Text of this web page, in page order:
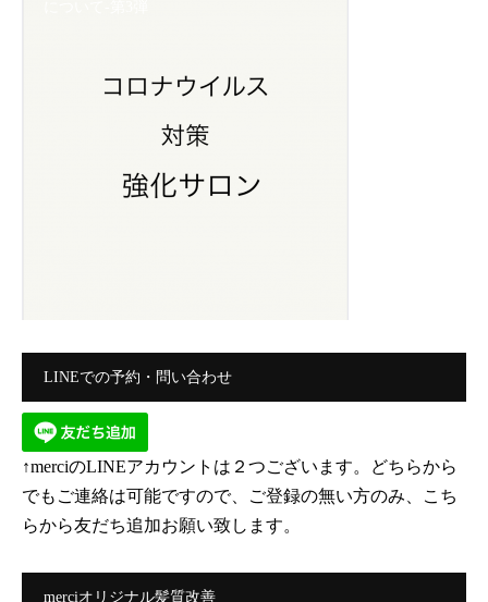
LINEでの予約・問い合わせ
↑merciのLINEアカウントは２つございます。どちらから
でもご連絡は可能ですので、ご登録の無い方のみ、こち
らから友だち追加お願い致します。
merciオリジナル髪質改善